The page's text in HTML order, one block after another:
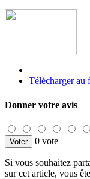
Télécharger au
Donner votre avis
0 vote
Si vous souhaitez
sur cet article, vous